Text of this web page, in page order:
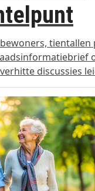
discussies